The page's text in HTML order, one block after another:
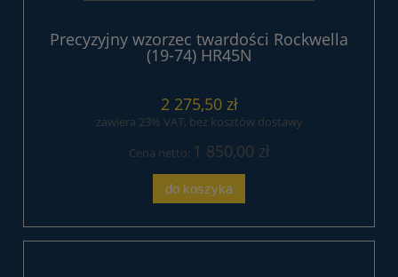
Precyzyjny wzorzec twardości Rockwella
(19-74) HR45N
2 275,50 zł
zawiera 23% VAT, bez kosztów dostawy
Cena netto: 1 850,00 zł
do koszyka